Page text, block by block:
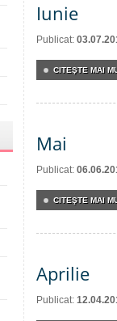
Iunie
Publicat:
CITEŞTE MAI
Mai
Publicat:
CITEŞTE MAI
Aprilie
Publicat: